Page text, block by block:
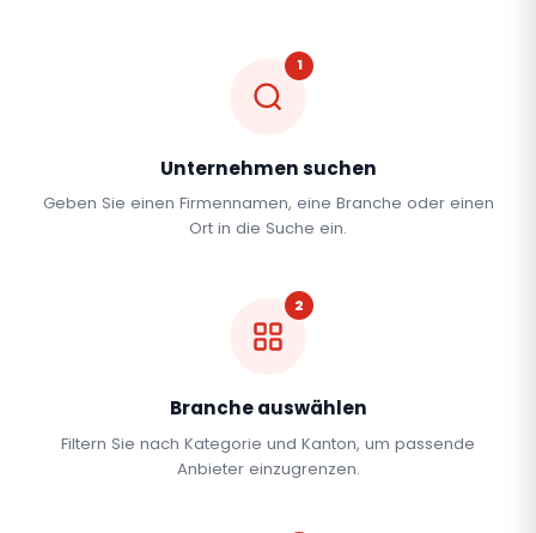
1
Unternehmen suchen
Geben Sie einen Firmennamen, eine Branche oder einen
Ort in die Suche ein.
2
Branche auswählen
Filtern Sie nach Kategorie und Kanton, um passende
Anbieter einzugrenzen.